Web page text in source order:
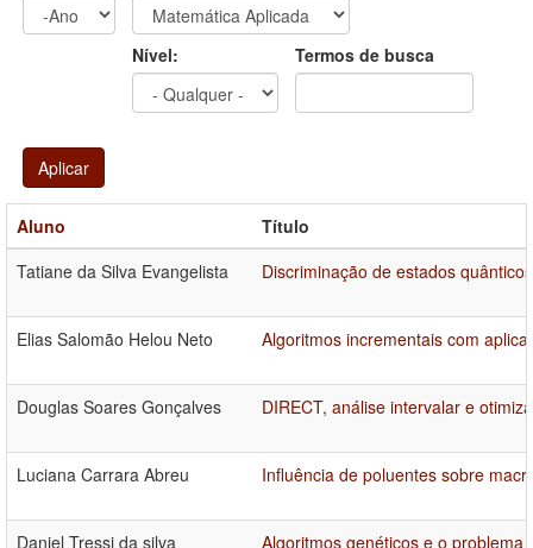
Nível: Termos de busca
Aplicar
Aluno
Título
Tatiane da Silva Evangelista
Discriminação de estados
Elias Salomão Helou Neto Algoritmos incrementais com
Douglas Soares Gonçalves DIRECT, análise intervalar e
Luciana Carrara Abreu Influência de poluentes sobre
Daniel Tressi da silva Algoritmos genéticos e o problema